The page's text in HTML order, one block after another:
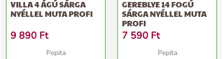
VILLA 4 ÁGÚ SÁRGA
NYÉLLEL MUTA PROFI
9 890 Ft
Pepita
GEREBLYE 14 FOGÚ
SÁRGA NYÉLLEL MUTA
PROFI
7 590 Ft
Pepita